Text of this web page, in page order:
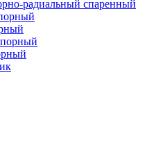
радиальный спаренный